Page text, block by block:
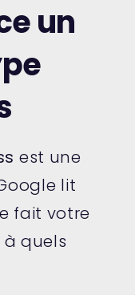
un
est une
lit
fait votre
à quels